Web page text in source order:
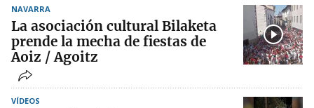
NAVARRA
La asociación cultural Bilaketa
prende la mecha de fiestas de
Aoiz / Agoitz
VÍDEOS